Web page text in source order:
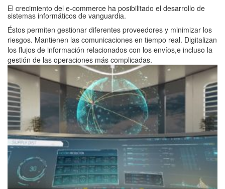
El crecimiento del e-commerce ha posibilitado el desarrollo de
sistemas informáticos de vanguardia.
Éstos permiten gestionar diferentes proveedores y minimizar los
riesgos. Mantienen las comunicaciones en tiempo real. Digitalizan
los flujos de información relacionados con los envíos,e incluso la
gestión de las operaciones más complicadas.